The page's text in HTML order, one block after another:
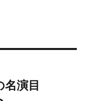
演目